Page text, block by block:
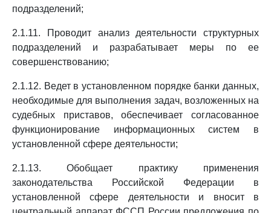
подразделений;
2.1.11. Проводит анализ деятельности структурных
подразделений и разрабатывает меры по ее
совершенствованию;
2.1.12. Ведет в установленном порядке банки данных,
необходимые для выполнения задач, возложенных на
судебных приставов, обеспечивает согласованное
функционирование информационных систем в
установленной сфере деятельности;
2.1.13. Обобщает практику применения
законодательства Российской Федерации в
установленной сфере деятельности и вносит в